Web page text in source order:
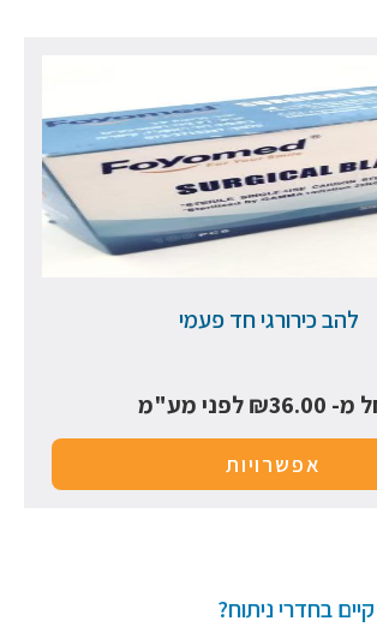
להב כירורגי חד פעמי
מ- ₪36.00 לפני מע"מ
אפשרויות
בחדרי ניתוח?